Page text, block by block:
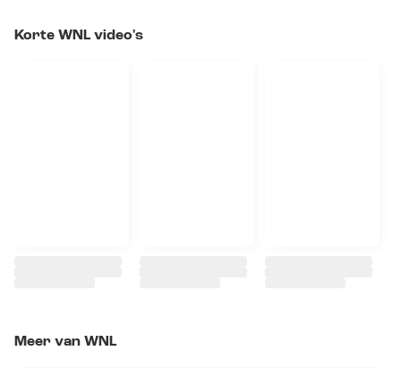
Korte WNL video's
Meer van WNL